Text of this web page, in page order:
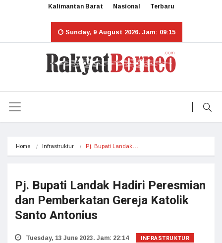
Kalimantan Barat Nasional Terbaru
Sunday, 9 August 2026. Jam: 09:15
Home Infrastruktur Pj. Bupati Landak…
Pj. Bupati Landak Hadiri Peresmian
dan Pemberkatan Gereja Katolik
Santo Antonius
Tuesday, 13 June 2023. Jam: 22:14 INFRASTRUKTUR